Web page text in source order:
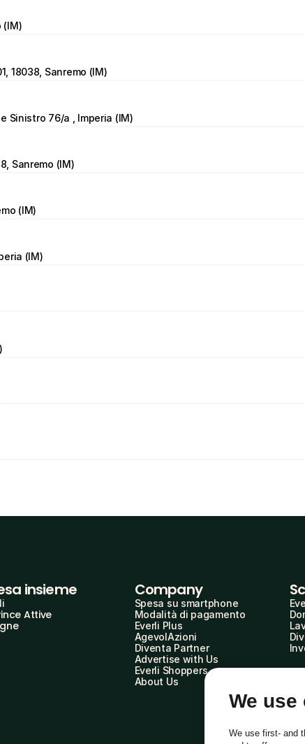
(IM)
18038, Sanremo (IM)
Sinistro 76/a , Imperia (IM)
Sanremo (IM)
(IM)
(IM)
insieme
Attive
Company
Spesa su smartphone
Modalità di pagamento
Everli Plus
AgevolAzioni
Diventa Partner
Advertise with Us
Everli Shoppers
About Us
We
We use first- and